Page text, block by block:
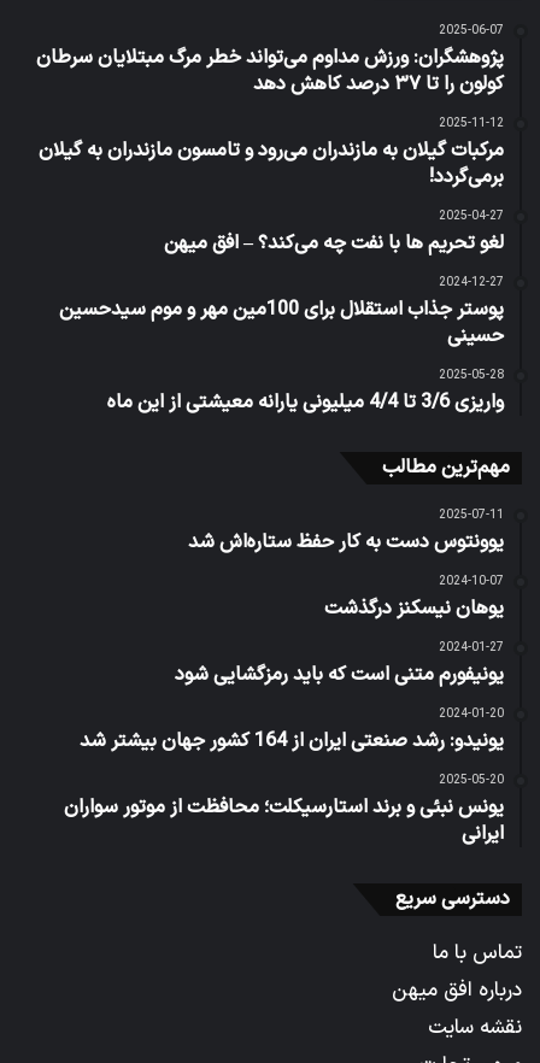
2025-06-07
پژوهشگران: ورزش مداوم می‌تواند خطر مرگ مبتلایان سرطان
کولون را تا ۳۷ درصد کاهش دهد
2025-11-12
مرکبات گیلان به مازندران می‌رود و تامسون مازندران به گیلان
برمی‌گردد!
2025-04-27
لغو تحریم ها با نفت چه می‌کند؟ – افق میهن
2024-12-27
پوستر جذاب استقلال برای 100مین مهر و موم سیدحسین
حسینی
2025-05-28
واریزی 3/6 تا 4/4 میلیونی یارانه معیشتی از این ماه
مهم‌ترین مطالب
2025-07-11
یوونتوس دست به کار حفظ ستاره‌اش شد
2024-10-07
یوهان نیسکنز درگذشت
2024-01-27
یونیفورم متنی است که باید رمزگشایی شود
2024-01-20
یونیدو: رشد صنعتی ایران از 164 کشور جهان بیشتر شد
2025-05-20
یونس نبئی و برند استارسیکلت؛ محافظت از موتور سواران
ایرانی
دسترسی سریع
تماس با ما
درباره افق میهن
نقشه سایت